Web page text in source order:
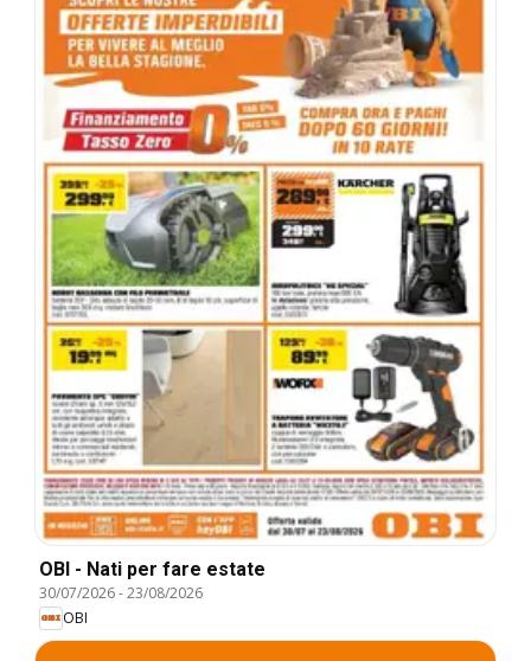
OBI - Nati per fare estate
30/07/2026-23/08/2026
OBI